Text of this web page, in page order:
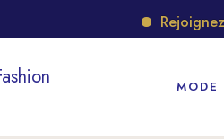
Rejoignez
MODE